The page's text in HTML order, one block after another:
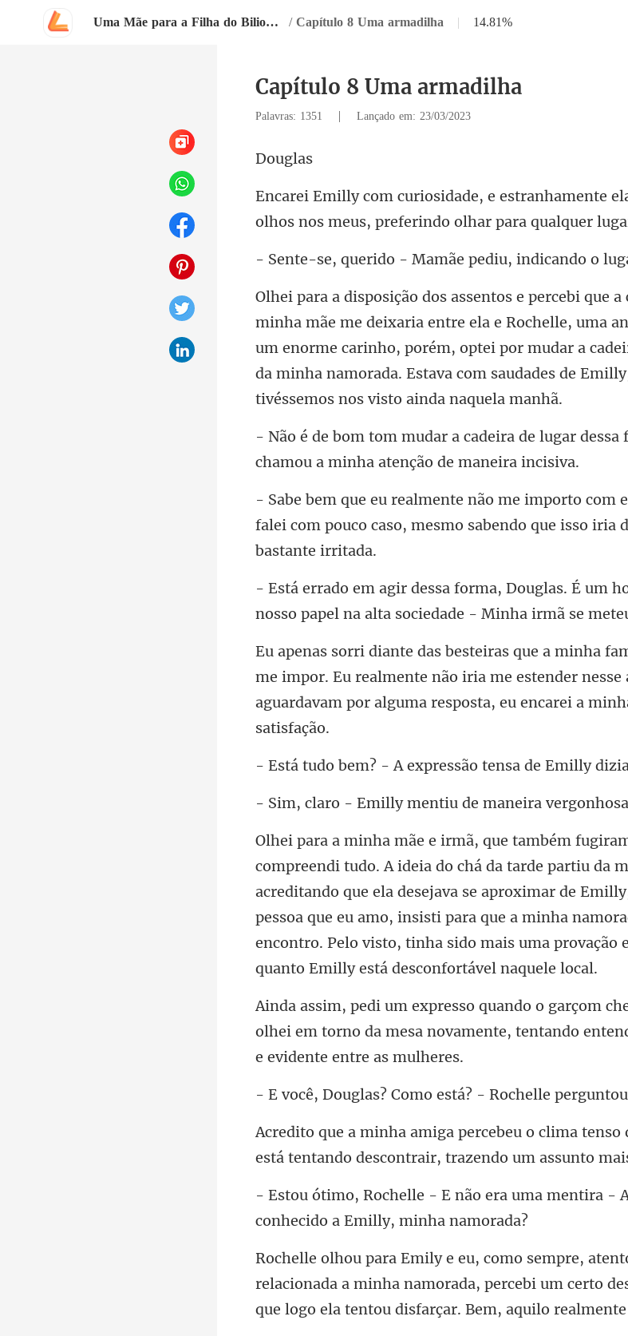
Uma Mãe para a Filha do Bilionário / Capítulo 8 Uma armadilha | 14.81%
Capítulo 8 Uma armadilha
Palavras: 1351 | Lançado em: 23/03/2023
ug
olhos nos meus, prefer
Mamãe pediu, indican
chelle, uma
um enorme carinho, porém, optei por mudar a
lugar dessa
cha
falei com pouco caso, mesmo saben
um
nosso papel na a
me impor. Eu realmente não iria me estender nesse
expressão tensa de
illy mentiu de ma
acreditando que ela desejava se aproximar de
pessoa que eu amo, insisti para que a minha
olhei em torno da mesa novamente, tentando en
mo está? - Rochelle p
tenso
está tentando
uma mentira -
cionada a minha namorada, percebi um certo
qu